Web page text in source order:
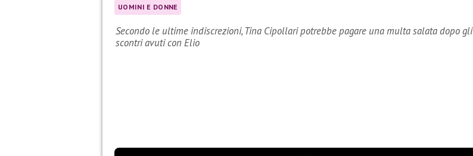
UOMINI E DONNE
Secondo le ultime indiscrezioni, Tina Cipollari potrebbe pagare una multa salata dopo gli
scontri avuti con Elio